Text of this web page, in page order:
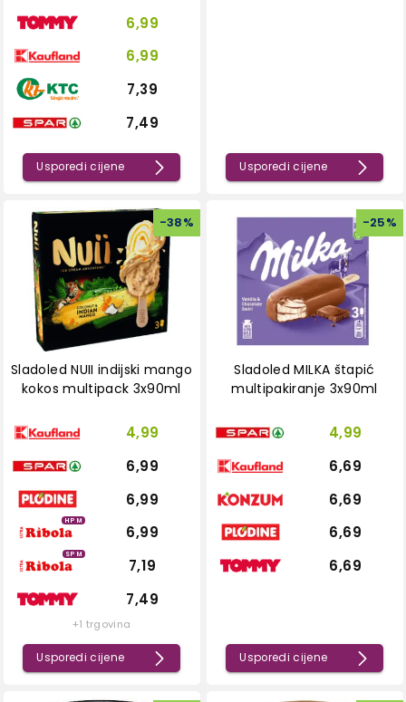
6,99
6,99
7,39
7,49
Usporedi cijene Usporedi cijene
-38%
Sladoled NUII indijski mango
kokos multipack 3x90ml
4,99
6,99
6,99
HPM
6,99
SPM
7,19
7,49
+1 trgovina
Usporedi cijene
-25%
Sladoled MILKA štapić
multipakiranje 3x90ml
4,99
6,69
6,69
6,69
6,69
Usporedi cijene